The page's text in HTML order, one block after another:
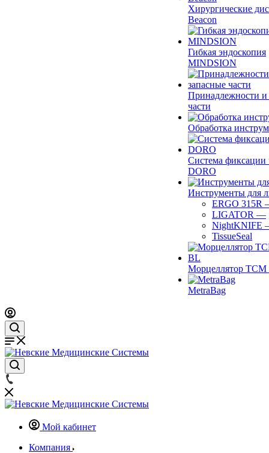
Хирургические
Beacon
Гибкая эндоскопия
MINDSION
Принадлежности и
части
Обработка
Система фиксации
DORO
Инструменты для
ERGO 315R
LIGATOR —
NightKNIFE
TissueSeal
Морцеллятор ТСМ
MetraBag
Мой кабинет
Компания